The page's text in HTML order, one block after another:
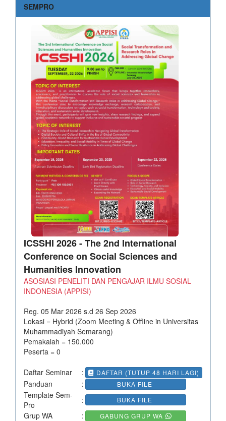
SEMPRO
ICSSHI 2026 - The 2nd International
Conference on Social Sciences and
Humanities Innovation
ASOSIASI PENELITI DAN PENGAJAR ILMU SOSIAL
INDONESIA (APPISI)
Reg. 05 Mar 2026 s.d 26 Sep 2026
Lokasi = Hybrid (Zoom Meeting & Offline in Universitas
Muhammadiyah Semarang)
Pemakalah = 150.000
Peserta = 0
Daftar Seminar : DAFTAR (TUTUP 48 HARI LAGI)
Panduan : BUKA FILE
Template Sem-
Pro
: BUKA FILE
Grup WA : GABUNG GRUP WA